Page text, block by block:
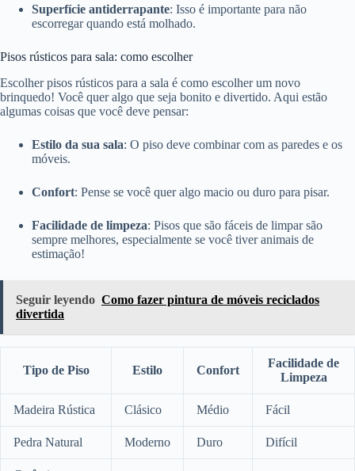
Superfície antiderrapante: Isso é importante para não
escorregar quando está molhado.
Pisos rústicos para sala: como escolher
Escolher pisos rústicos para a sala é como escolher um novo
brinquedo! Você quer algo que seja bonito e divertido. Aqui estão
algumas coisas que você deve pensar:
Estilo da sua sala: O piso deve combinar com as paredes e os
móveis.
Confort: Pense se você quer algo macio ou duro para pisar.
Facilidade de limpeza: Pisos que são fáceis de limpar são
sempre melhores, especialmente se você tiver animais de
estimação!
Seguir leyendo Como fazer pintura de móveis reciclados
divertida
Tipo de Piso Estilo Confort
Facilidade de
Limpeza
Madeira Rústica Clásico Médio Fácil
Pedra Natural Moderno Duro Difícil